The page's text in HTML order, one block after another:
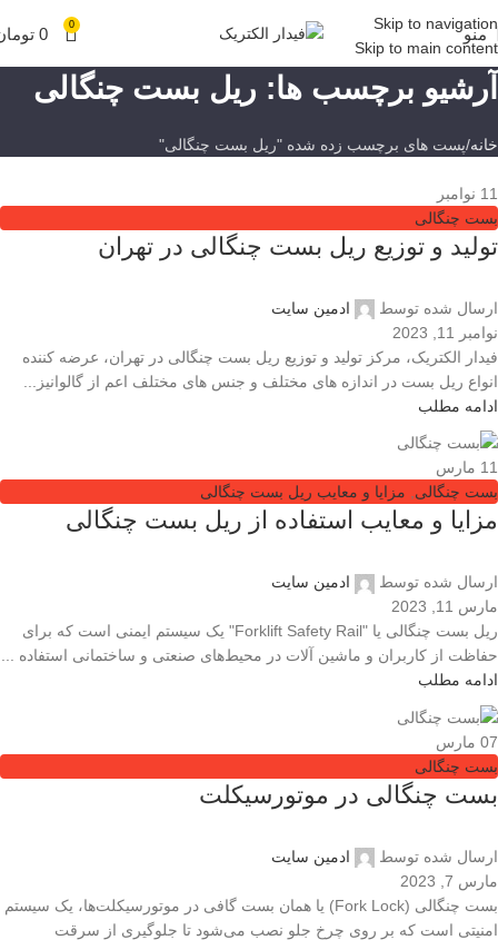
Skip to navigation
Skip to main content
منو 0
0
آرشیو برچسب ها: ریل بست چنگالی
خانه پست های برچسب زده شده "ریل بست چنگالی"
11 نوامبر
بست چنگالی
تولید و توزیع ریل بست چنگالی در تهران
ارسال شده توسط
ادمین سایت
نوامبر 11, 2023
فیدار الکتریک، مرکز تولید و توزیع ریل بست چنگالی در تهران، عرضه کننده
انواع ریل بست در اندازه های مختلف و جنس های مختلف اعم از گالوانیز...
ادامه مطلب
11 مارس
بست چنگالی, مزایا و معایب ریل بست چنگالی
مزایا و معایب استفاده از ریل بست چنگالی
ارسال شده توسط
ادمین سایت
مارس 11, 2023
ریل بست چنگالی یا "Forklift Safety Rail" یک سیستم ایمنی است که برای
حفاظت از کاربران و ماشین آلات در محیط‌های صنعتی و ساختمانی استفاده ...
ادامه مطلب
07 مارس
بست چنگالی
بست چنگالی در موتورسیکلت
ارسال شده توسط
ادمین سایت
مارس 7, 2023
بست چنگالی (Fork Lock) یا همان بست گافی در موتورسیکلت‌ها، یک سیستم
امنیتی است که بر روی چرخ جلو نصب می‌شود تا جلوگیری از سرقت